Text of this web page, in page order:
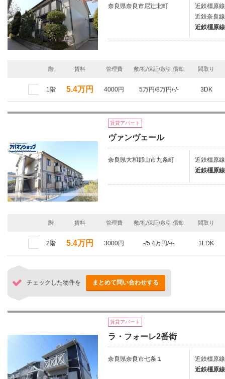
奈良県奈良市尼辻北町
近鉄橿原
近鉄奈良
近鉄橿原
階 賃料 管理費 敷/礼/保証/敷引,償却 間取り
1階 5.4万円 4000円 5万円/8万円/-/- 3DK
賃貸アパート
ヴァンヴェール
奈良県大和郡山市九条町
近鉄橿原
近鉄橿原
階 賃料 管理費 敷/礼/保証/敷引,償却 間取り
2階 5.4万円 3000円 -/5.4万円/-/- 1LDK
チェックした物件を まとめて問い合わせする
賃貸アパート
ラ・フォーレ2番街
奈良県奈良市七条１
近鉄橿原
近鉄橿原